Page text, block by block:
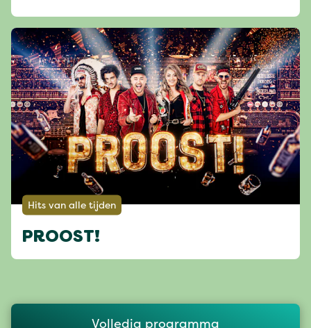
Hits van alle tijden
PROOST!
Volledig programma